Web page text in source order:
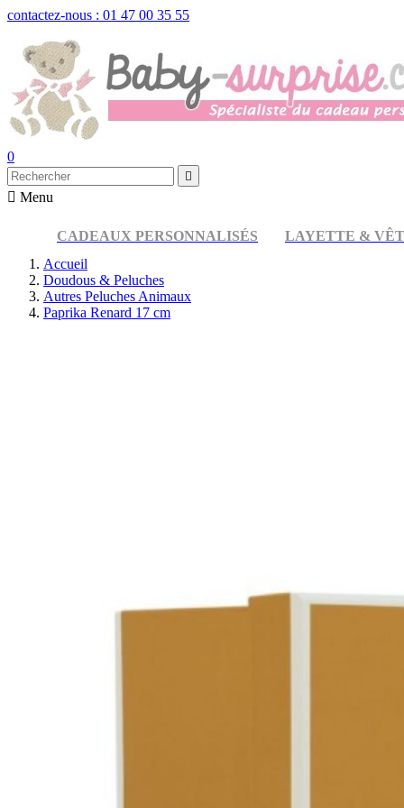
contactez-nous : 01 47 00 35 55
0

 Menu
CADEAUX PERSONNALISÉS
LAYETTE &
Accueil
Doudous & Peluches
Autres Peluches Animaux
Paprika Renard 17 cm